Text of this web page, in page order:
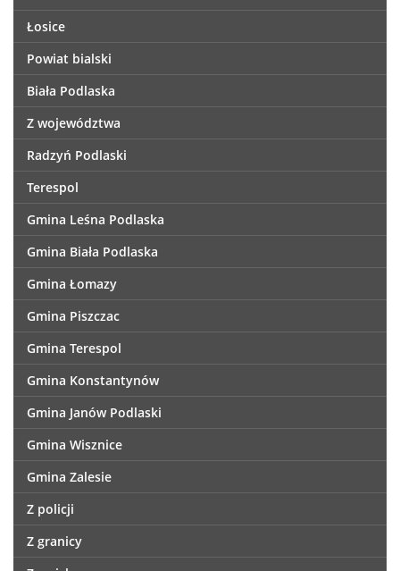
Łosice
Powiat bialski
Biała Podlaska
Z województwa
Radzyń Podlaski
Terespol
Gmina Leśna Podlaska
Gmina Biała Podlaska
Gmina Łomazy
Gmina Piszczac
Gmina Terespol
Gmina Konstantynów
Gmina Janów Podlaski
Gmina Wisznice
Gmina Zalesie
Z policji
Z granicy